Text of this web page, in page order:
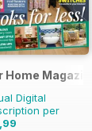
Home Magazine
Digital
per